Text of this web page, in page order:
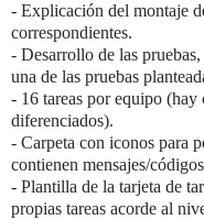
- Explicación del montaje
correspondientes.
- Desarrollo de las
una de las pruebas
- 16 tareas por equipo
diferenciados).
- Carpeta con iconos para
contienen mensajes/
- Plantilla de la tarjeta de
propias tareas acorde al